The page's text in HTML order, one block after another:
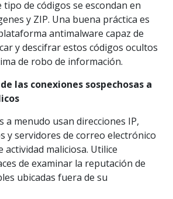
tipo de códigos se escondan en
y ZIP. Una buena práctica es
antimalware capaz de
y descifrar estos códigos ocultos
de robo de información.
las conexiones sospechosas a
a menudo usan direcciones IP,
y servidores de correo electrónico
maliciosa. Utilice
de examinar la reputación de
ubicadas fuera de su